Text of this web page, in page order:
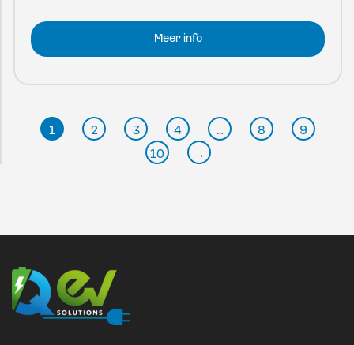
Meer info
1 2 3 4 … 8
9
10
→